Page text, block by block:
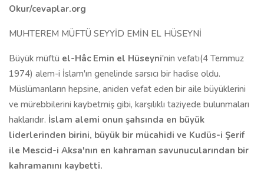
Okur/cevaplar.org
MUHTEREM MÜFTÜ SEYYİD EMİN EL HÜSEYNİ
Büyük müftü el-Hâc Emin el Hüseyni'nin vefatı(4 Temmuz
1974) alem-i İslam'ın genelinde sarsıcı bir hadise oldu.
Müslümanların hepsine, aniden vefat eden bir aile büyüklerini
ve mürebbilerini kaybetmiş gibi, karşılıklı taziyede bulunmaları
haklarıdır. İslam alemi onun şahsında en büyük
liderlerinden birini, büyük bir mücahidi ve Kudüs-i Şerif
ile Mescid-i Aksa'nın en kahraman savunucularından bir
kahramanını kaybetti.